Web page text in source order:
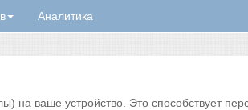
Аналитика
ваше устройство. Это способствует